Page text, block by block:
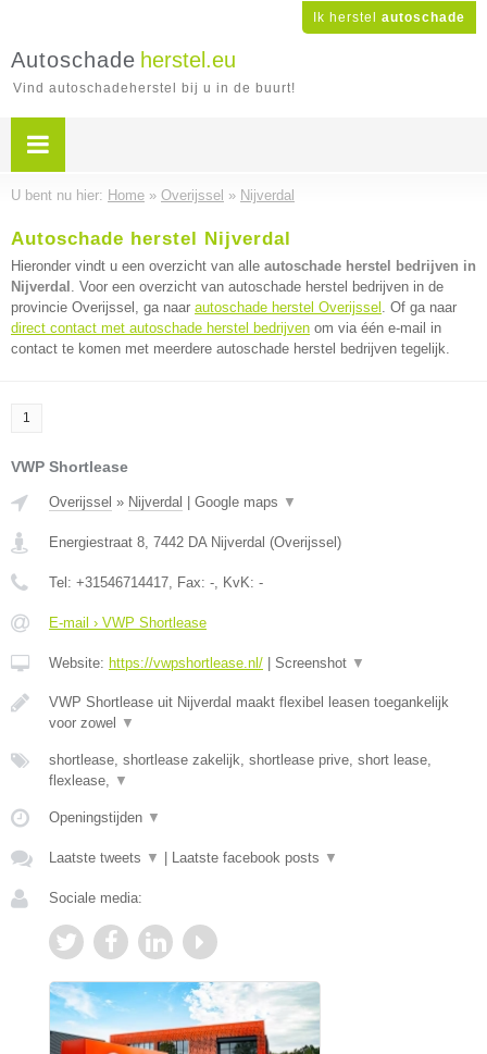
Ik herstel autoschade
Autoschade herstel.eu
Vind autoschadeherstel bij u in de buurt!
U bent nu hier: Home » Overijssel » Nijverdal
Autoschade herstel Nijverdal
Hieronder vindt u een overzicht van alle autoschade herstel bedrijven in
Nijverdal . Voor een overzicht van autoschade herstel bedrijven in de
provincie Overijssel, ga naar autoschade herstel Overijssel . Of ga naar
direct contact met autoschade herstel bedrijven om via één e-mail in
contact te komen met meerdere autoschade herstel bedrijven tegelijk.
1
VWP Shortlease
Overijssel » Nijverdal Google maps ▼
Energiestraat 8, 7442 DA Nijverdal (Overijssel )
Tel: +31546714417, Fax: -, KvK: -
E-mail › VWP Shortlease
Website: https://vwpshortlease.nl/ Screenshot ▼
VWP Shortlease uit Nijverdal maakt flexibel leasen toegankelijk
voor zowel
▼
shortlease, shortlease zakelijk, shortlease prive, short lease,
flexlease, ▼
Openingstijden ▼
Laatste tweets ▼ Laatste facebook posts ▼
Sociale media: